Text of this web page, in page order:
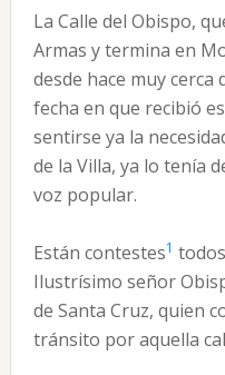
La Calle del Obispo,
Armas y termina en
desde hace muy cerca
fecha en que recibió
sentirse ya la
de la Villa, ya lo tenía
voz popular.
Están contestes1
Ilustrísimo señor
de Santa Cruz, quien
tránsito por aquella